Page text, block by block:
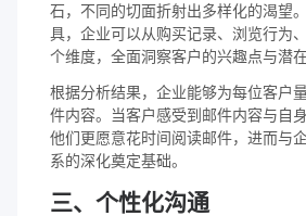
石，不同的切面折射出多样化的渴望
具，企业可以从购买记录、浏览行为
个维度，全面洞察客户的兴趣点与潜在
根据分析结果，企业能够为每位客户
件内容。当客户感受到邮件内容与自
他们更愿意花时间阅读邮件，进而与
系的深化奠定基础。
三、个性化沟通